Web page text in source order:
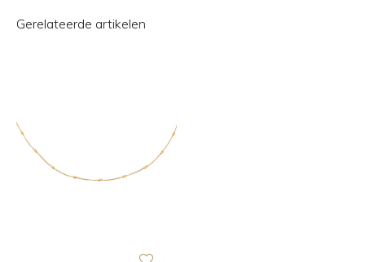
Gerelateerde artikelen